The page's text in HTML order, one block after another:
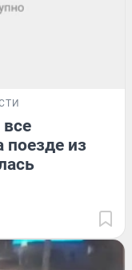
поезде из